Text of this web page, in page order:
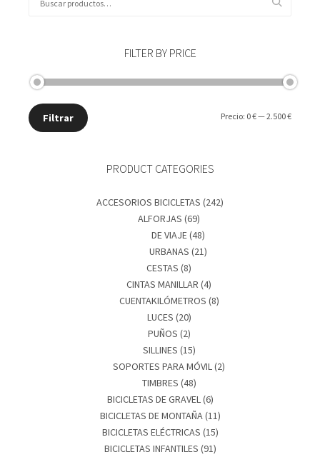
FILTER BY PRICE
Precio
Precio
Filtrar Precio: 0 €—2.500 €
PRODUCT CATEGORIES
ACCESORIOS BICICLETAS (242)
ALFORJAS (69)
DE VIAJE(48)
URBANAS (21)
CESTAS (8)
CINTAS MANILLAR (4)
CUENTAKILÓMETROS (8)
LUCES (20)
PUÑOS (2)
SILLINES (15)
SOPORTES PARA MÓVIL(2)
TIMBRES (48)
BICICLETAS DE GRAVEL(6)
BICICLETAS DE MONTAÑA(11)
BICICLETAS ELÉCTRICAS (15)
BICICLETAS INFANTILES (91)